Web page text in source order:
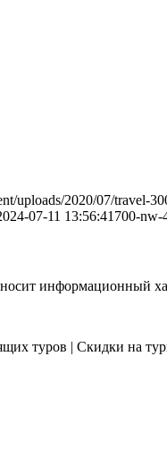
uploads/2020/07/travel-
07-11 13:56:41 700-nw-
информационный
туров | Скидки на